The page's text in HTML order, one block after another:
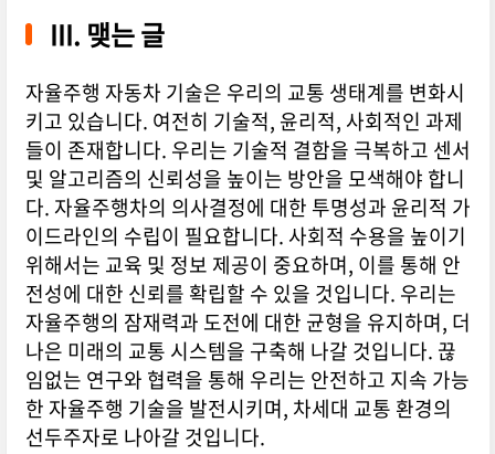
III. 맺는 글
자율주행 자동차 기술은 우리의 교통 생태계를 변화시
키고 있습니다. 여전히 기술적, 윤리적, 사회적인 과제
들이 존재합니다. 우리는 기술적 결함을 극복하고 센서
및 알고리즘의 신뢰성을 높이는 방안을 모색해야 합니
다. 자율주행차의 의사결정에 대한 투명성과 윤리적 가
이드라인의 수립이 필요합니다. 사회적 수용을 높이기
위해서는 교육 및 정보 제공이 중요하며, 이를 통해 안
전성에 대한 신뢰를 확립할 수 있을 것입니다. 우리는
자율주행의 잠재력과 도전에 대한 균형을 유지하며, 더
나은 미래의 교통 시스템을 구축해 나갈 것입니다. 끊
임없는 연구와 협력을 통해 우리는 안전하고 지속 가능
한 자율주행 기술을 발전시키며, 차세대 교통 환경의
선두주자로 나아갈 것입니다.